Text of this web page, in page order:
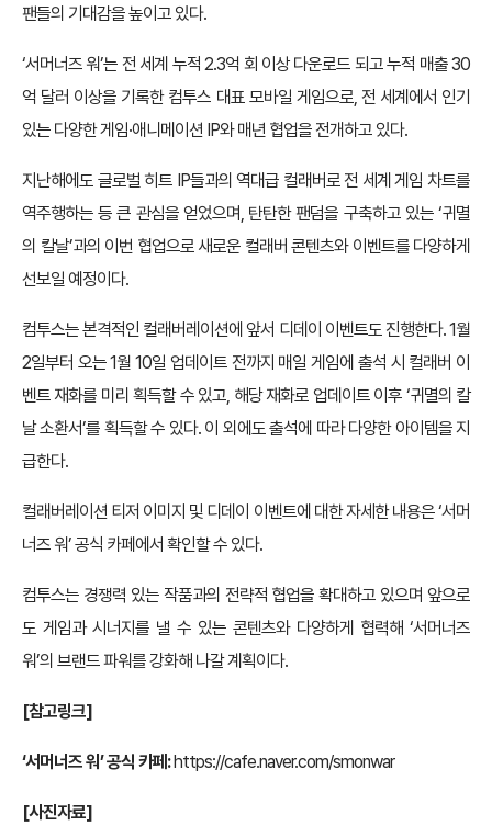
팬들의 기대감을 높이고 있다.
‘서머너즈 워’는 전 세계 누적 2.3억 회 이상 다운로드 되고 누적 매출 30
억 달러 이상을 기록한 컴투스 대표 모바일 게임으로, 전 세계에서 인기
있는 다양한 게임·애니메이션 IP와 매년 협업을 전개하고 있다.
지난해에도 글로벌 히트 IP들과의 역대급 컬래버로 전 세계 게임 차트를
역주행하는 등 큰 관심을 얻었으며, 탄탄한 팬덤을 구축하고 있는 ‘귀멸
의 칼날’과의 이번 협업으로 새로운 컬래버 콘텐츠와 이벤트를 다양하게
선보일 예정이다.
컴투스는 본격적인 컬래버레이션에 앞서 디데이 이벤트도 진행한다. 1월
2일부터 오는 1월 10일 업데이트 전까지 매일 게임에 출석 시 컬래버 이
벤트 재화를 미리 획득할 수 있고, 해당 재화로 업데이트 이후 ‘귀멸의 칼
날 소환서’를 획득할 수 있다. 이 외에도 출석에 따라 다양한 아이템을 지
급한다.
컬래버레이션 티저 이미지 및 디데이 이벤트에 대한 자세한 내용은 ‘서머
너즈 워’ 공식 카페에서 확인할 수 있다.
컴투스는 경쟁력 있는 작품과의 전략적 협업을 확대하고 있으며 앞으로
도 게임과 시너지를 낼 수 있는 콘텐츠와 다양하게 협력해 ‘서머너즈
워’의 브랜드 파워를 강화해 나갈 계획이다.
[참고링크]
‘서머너즈 워’ 공식 카페: https://cafe.naver.com/smonwar
[사진자료]